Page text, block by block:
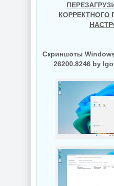
КОРРЕКТНОГО
Скриншоты
26200.8246 by